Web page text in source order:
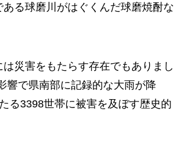
る球磨川がはぐくんだ球磨焼酎な
災害をもたらす存在でもありまし
響で県南部に記録的な大雨が降
る3398世帯に被害を及ぼす歴史的